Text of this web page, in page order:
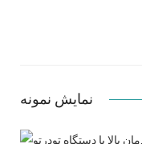
نمایش نمونه